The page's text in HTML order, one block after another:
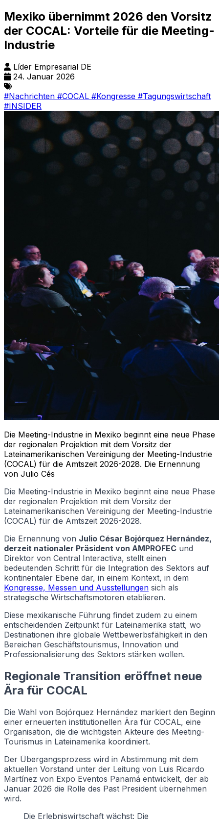
Mexiko übernimmt 2026 den Vorsitz
der COCAL: Vorteile für die Meeting-
Industrie
Líder Empresarial DE
24. Januar 2026
#Nachrichten #COCAL #Kongresse #Tagungswirtschaft
#INSIDER
Die Meeting-Industrie in Mexiko beginnt eine neue Phase
der regionalen Projektion mit dem Vorsitz der
Lateinamerikanischen Vereinigung der Meeting-Industrie
(COCAL) für die Amtszeit 2026-2028. Die Ernennung
von Julio Cés
Die Meeting-Industrie in Mexiko beginnt eine neue Phase
der regionalen Projektion mit dem Vorsitz der
Lateinamerikanischen Vereinigung der Meeting-Industrie
(COCAL) für die Amtszeit 2026-2028.
Die Ernennung von Julio César Bojórquez Hernández,
derzeit nationaler Präsident von AMPROFEC und
Direktor von Central Interactiva, stellt einen
bedeutenden Schritt für die Integration des Sektors auf
kontinentaler Ebene dar, in einem Kontext, in dem
Kongresse, Messen und Ausstellungen sich als
strategische Wirtschaftsmotoren etablieren.
Diese mexikanische Führung findet zudem zu einem
entscheidenden Zeitpunkt für Lateinamerika statt, wo
Destinationen ihre globale Wettbewerbsfähigkeit in den
Bereichen Geschäftstourismus, Innovation und
Professionalisierung des Sektors stärken wollen.
Regionale Transition eröffnet neue
Ära für COCAL
Die Wahl von Bojórquez Hernández markiert den Beginn
einer erneuerten institutionellen Ära für COCAL, eine
Organisation, die die wichtigsten Akteure des Meeting-
Tourismus in Lateinamerika koordiniert.
Der Übergangsprozess wird in Abstimmung mit dem
aktuellen Vorstand unter der Leitung von Luis Ricardo
Martínez von Expo Eventos Panamá entwickelt, der ab
Januar 2026 die Rolle des Past President übernehmen
wird.
Die Erlebniswirtschaft wächst: Die